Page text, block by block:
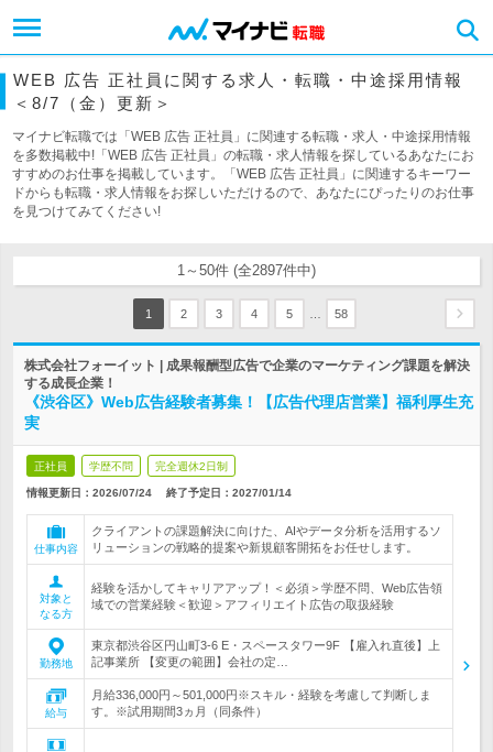
WEB 広告 正社員に関する求人・転職・中途採用情報
＜8/7（金）更新＞
マイナビ転職では「WEB 広告 正社員」に関連する転職・求人・中途採用情報
を多数掲載中!「WEB 広告 正社員」の転職・求人情報を探しているあなたにお
すすめのお仕事を掲載しています。「WEB 広告 正社員」に関連するキーワー
ドからも転職・求人情報をお探しいただけるので、あなたにぴったりのお仕事
を見つけてみてください!
1～50件 (全2897件中)
1 2 3 4 5 58
株式会社フォーイット | 成果報酬型広告で企業のマーケティング課題を解決
する成長企業！
《渋谷区》Web広告経験者募集！【広告代理店営業】福利厚生充
実
正社員 学歴不問 完全週休2日制
情報更新日：2026/07/24 終了予定日： 2027/01/14
仕事内容
クライアントの課題解決に向けた、AIやデータ分析を活用するソ
リューションの戦略的提案や新規顧客開拓をお任せします。
対象と
なる方
経験を活かしてキャリアアップ！＜必須＞学歴不問、Web広告領
域での営業経験＜歓迎＞アフィリエイト広告の取扱経験
勤務地
東京都渋谷区円山町3-6 E・スペースタワー9F 【雇入れ直後】上
記事業所 【変更の範囲】会社の定…
給与
月給336,000円～501,000円※スキル・経験を考慮して判断しま
す。※試用期間3ヵ月（同条件）